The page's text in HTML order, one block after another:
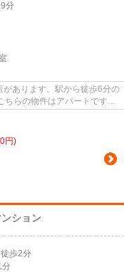
9分
あります。駅から徒歩6分の
ちらの物件はアパートです。
円)
ション
徒歩2分
分